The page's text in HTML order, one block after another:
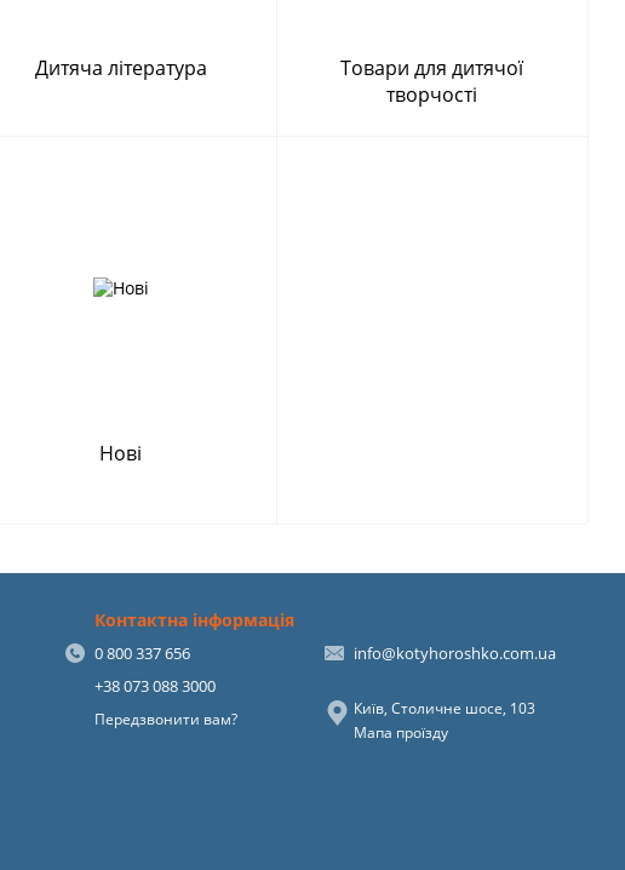
Дитяча література
Товари для дитячої
творчості
Нові
Контактна інформація
0 800 337 656
+38 073 088 3000
Передзвонити вам?
info@kotyhoroshko.com.ua
Київ, Столичне шосе, 103
Мапа проїзду